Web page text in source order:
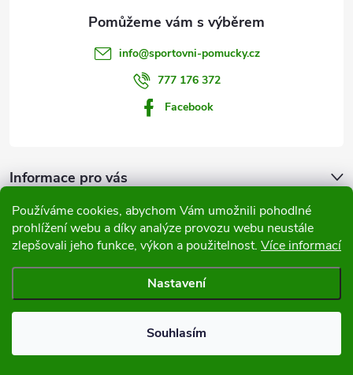
Používáme cookies, abychom Vám umožnili pohodlné
prohlížení webu a díky analýze provozu webu neustále
zlepšovali jeho funkce, výkon a použitelnost. Více informací
Nastavení
Souhlasím
info@sportovni-pomucky.cz
777 176 372
Facebook
Informace pro vás
Přijímáme online platby
Copyright 2026Sportovní pomůcky. Všechna práva vyhrazena.